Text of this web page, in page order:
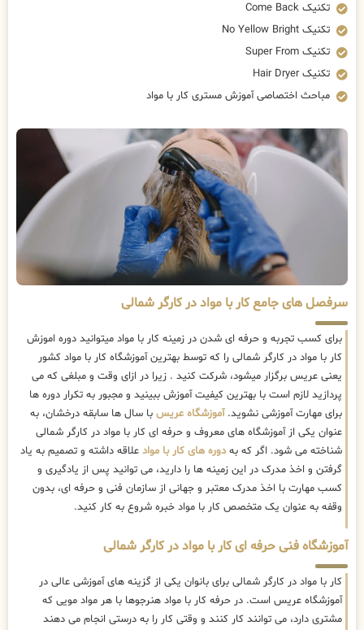
تکنیک Come Back
تکنیک No Yellow Bright
تکنیک Super From
تکنیک Hair Dryer
مباحث اختصاصی آموزش مستری کار با مواد
سرفصل های جامع کار با مواد در کارگر شمالی
برای کسب تجربه و حرفه ای شدن در زمینه کار با مواد میتوانید دوره اموزش
کار با مواد در کارگر شمالی را که توسط بهترینآموزشگاه کار با مواد کشور
یعنی عریس برگزار میشود، شرکت کنید . زیرا در ازای وقت و مبلغی که می
پردازید لازم است با بهترین کیفیت آموزش ببینید و مجبور به تکرار دوره ها
برای مهارت آموزشی نشوید.آموزشگاه عریس با سال ها سابقه درخشان، به
عنوان یکی از آموزشگاه های معروف و حرفه ای کار با مواد در کارگر شمالی
شناخته می شود. اگر که بهدوره های کار با مواد علاقه داشته و تصمیم به یاد
گرفتن و اخذ مدرک در این زمینه ها را دارید، می توانید پس از یادگیری و
کسب مهارت با اخذ مدرک معتبر و جهانی از سازمان فنی و حرفه ای، بدون
وقفه به عنوان یک متخصص کار با مواد خبره شروع به کار کنید.
آموزشگاه فنی حرفه ای کار با مواد در کارگر شمالی
کار با مواد در کارگر شمالی برای بانوان یکی از گزینه های آموزشی عالی در
آموزشگاه عریس است. در حرفه کار با مواد هنرجوها با هر مواد مویی که
مشتری دارد، می توانند کار کنند و وقتی کار را به درستی انجام می دهند